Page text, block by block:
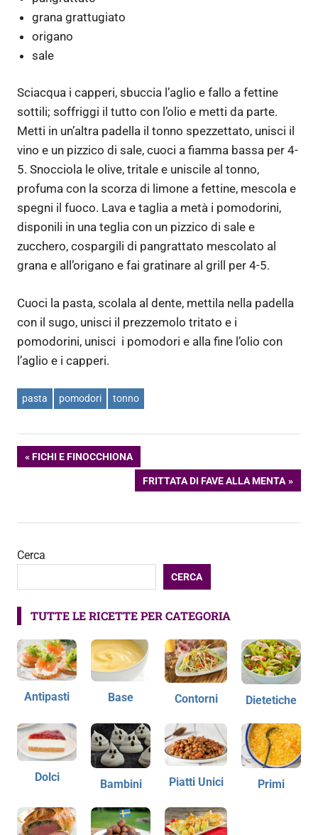
grana grattugiato
origano
sale
Sciacqua i capperi, sbuccia l’aglio e fallo a fettine
sottili; soffriggi il tutto con l’olio e metti da parte.
Metti in un’altra padella il tonno spezzettato, unisci il
vino e un pizzico di sale, cuoci a fiamma bassa per 4-
5. Snocciola le olive, tritale e uniscile al tonno,
profuma con la scorza di limone a fettine, mescola e
spegni il fuoco. Lava e taglia a metà i pomodorini,
disponili in una teglia con un pizzico di sale e
zucchero, cospargili di pangrattato mescolato al
grana e all’origano e fai gratinare al grill per 4-5.
Cuoci la pasta, scolala al dente, mettila nella padella
con il sugo, unisci il prezzemolo tritato e i
pomodorini, unisci i pomodori e alla fine l’olio con
l’aglio e i capperi.
pasta pomodori tonno
Navigazione
ARTICOLO
FICHI E FINOCCHIONA
ARTICOLO
SUCCESSIVO:
FRITTATA DI FAVE ALLA MENTA
Cerca
CERCA
TUTTE LE RICETTE PER CATEGORIA
Antipasti Base Contorni Dietetiche
Dolci
Bambini Piatti Unici Primi